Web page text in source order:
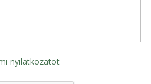
nyilatkozatot